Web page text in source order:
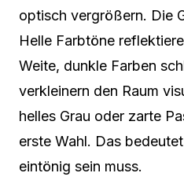
optisch vergrößern. Die
Helle Farbtöne
Weite, dunkle Farben
verkleinern den Raum
helles Grau oder zarte
erste Wahl. Das
eintönig sein muss.